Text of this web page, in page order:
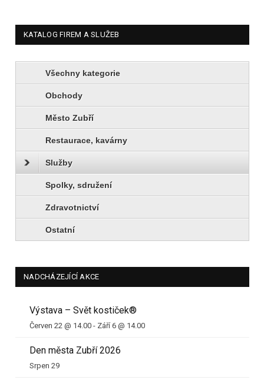
KATALOG FIREM A SLUŽEB
Všechny kategorie
Obchody
Město Zubří
Restaurace, kavárny
Služby
Spolky, sdružení
Zdravotnictví
Ostatní
NADCHÁZEJÍCÍ AKCE
Výstava – Svět kostiček®
Červen 22 @ 14.00 - Září 6 @ 14.00
Den města Zubří 2026
Srpen 29